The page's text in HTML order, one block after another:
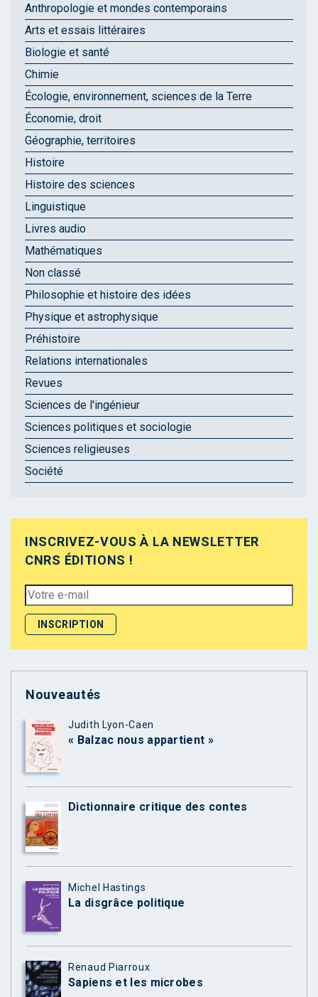
Anthropologie et mondes contemporains
Arts et essais littéraires
Biologie et santé
Chimie
Écologie, environnement, sciences de la Terre
Économie, droit
Géographie, territoires
Histoire
Histoire des sciences
Linguistique
Livres audio
Mathématiques
Non classé
Philosophie et histoire des idées
Physique et astrophysique
Préhistoire
Relations internationales
Revues
Sciences de l'ingénieur
Sciences politiques et sociologie
Sciences religieuses
Société
INSCRIVEZ-VOUS À LA NEWSLETTER
CNRS ÉDITIONS !
Nouveautés
Judith Lyon-Caen
« Balzac nous appartient »
Dictionnaire critique des contes
Michel Hastings
La disgrâce politique
Renaud Piarroux
Sapiens et les microbes